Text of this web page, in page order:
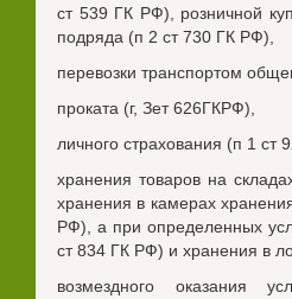
ст 539 ГК РФ), розничной
подряда (п 2 ст 730 ГК РФ),
перевозки транспортом
проката (г, Зет 626ГКРФ),
личного страхования (п 1 ст
хранения товаров на
хранения в камерах
РФ), а при определенных
ст 834 ГК РФ) и хранения в
возмездного оказания